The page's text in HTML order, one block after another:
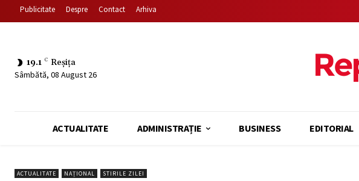
Publicitate Despre Contact Arhiva
19.1 C Reșița
Sâmbătă, 08 August 26
ACTUALITATE ADMINISTRAȚIE BUSINESS EDITORIAL
ACTUALITATE NAȚIONAL STIRILE ZILEI